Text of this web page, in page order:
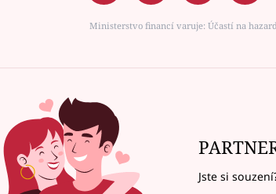
Ministerstvo financí varuje: Účastí na
Jste si